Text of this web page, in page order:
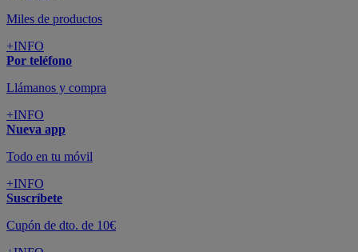
Miles de productos
+INFO
Por teléfono
Llámanos y compra
+INFO
Nueva app
Todo en tu móvil
+INFO
Suscríbete
Cupón de dto. de 10€